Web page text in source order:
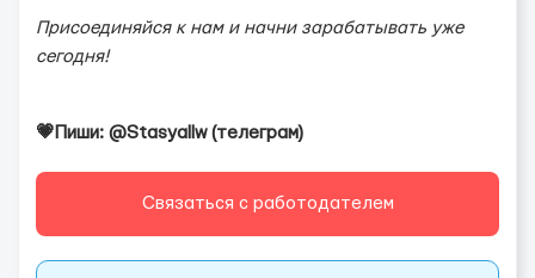
Присоединяйся к нам и начни зарабатывать уже
сегодня!
💗Пиши: @Stasyallw (телеграм)
Связаться с работодателем